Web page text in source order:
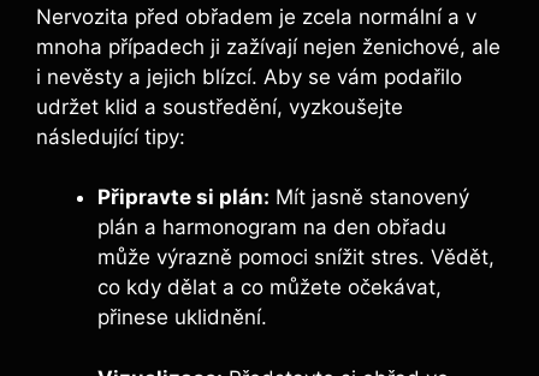
Nervozita před obřadem je zcela normální a v
mnoha případech ji zažívají nejen ženichové, ale
i nevěsty a jejich blízcí. Aby se vám podařilo
udržet klid a soustředění, vyzkoušejte
následující tipy:
Připravte si plán: Mít jasně stanovený
plán a harmonogram na den obřadu
může výrazně pomoci snížit stres. Vědět,
co kdy dělat a co můžete očekávat,
přinese uklidnění.